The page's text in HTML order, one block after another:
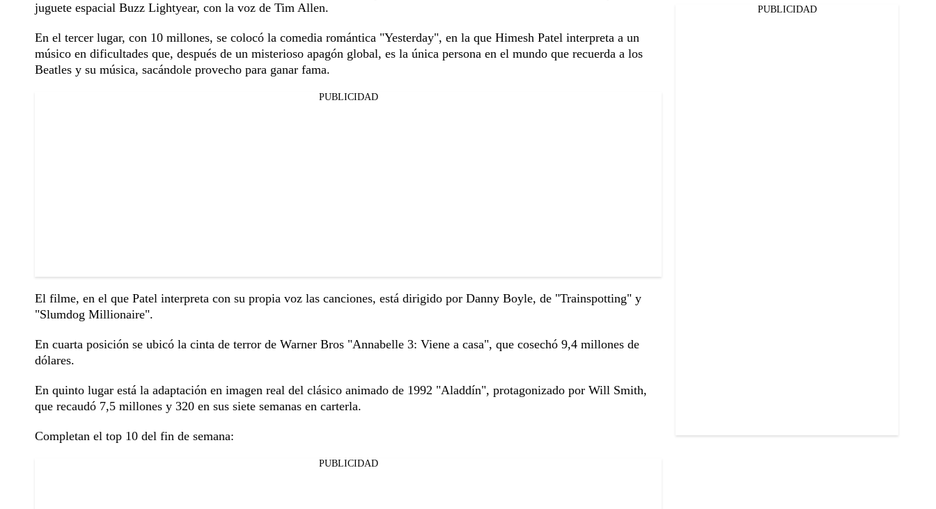
juguete espacial Buzz Lightyear, con la voz de Tim Allen.
En el tercer lugar, con 10 millones, se colocó la comedia romántica "Yesterday", en la que Himesh Patel interpreta a un
músico en dificultades que, después de un misterioso apagón global, es la única persona en el mundo que recuerda a los
Beatles y su música, sacándole provecho para ganar fama.
PUBLICIDAD
El filme, en el que Patel interpreta con su propia voz las canciones, está dirigido por Danny Boyle, de "Trainspotting" y
"Slumdog Millionaire".
En cuarta posición se ubicó la cinta de terror de Warner Bros "Annabelle 3: Viene a casa", que cosechó 9,4 millones de
dólares.
En quinto lugar está la adaptación en imagen real del clásico animado de 1992 "Aladdín", protagonizado por Will Smith,
que recaudó 7,5 millones y 320 en sus siete semanas en carterla.
Completan el top 10 del fin de semana:
PUBLICIDAD
PUBLICIDAD